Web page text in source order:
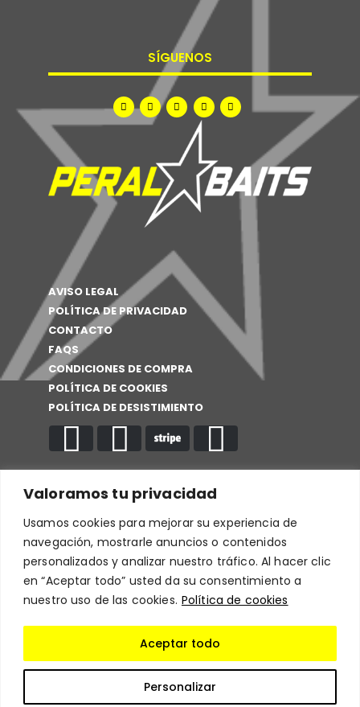
Valoramos tu privacidad
Usamos cookies para mejorar su experiencia de
navegación, mostrarle anuncios o contenidos
personalizados y analizar nuestro tráfico. Al hacer clic
en “Aceptar todo” usted da su consentimiento a
nuestro uso de las cookies. Política de cookies
Personalizar
Aceptar todo
SÍGUENOS
AVISO LEGAL
POLÍTICA DE PRIVACIDAD
CONTACTO
FAQS
CONDICIONES DE COMPRA
POLÍTICA DE COOKIES
POLÍTICA DE DESISTIMIENTO